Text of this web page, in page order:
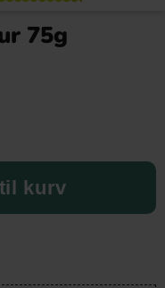
75g
kurv